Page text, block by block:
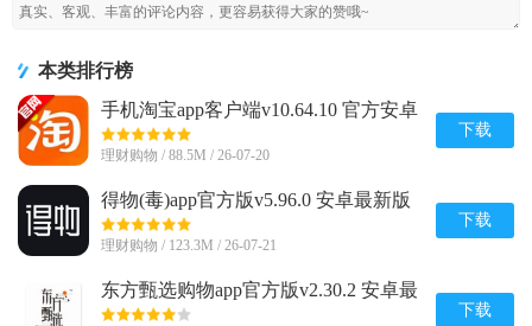
本类排行榜
手机淘宝app客户端v10.64.10 官方安卓
版
理财购物 / 88.5M / 26-07-20
下载
得物(毒)app官方版v5.96.0 安卓最新版
理财购物 / 123.3M / 26-07-21
下载
东方甄选购物app官方版v2.30.2 安卓最
新版
下载